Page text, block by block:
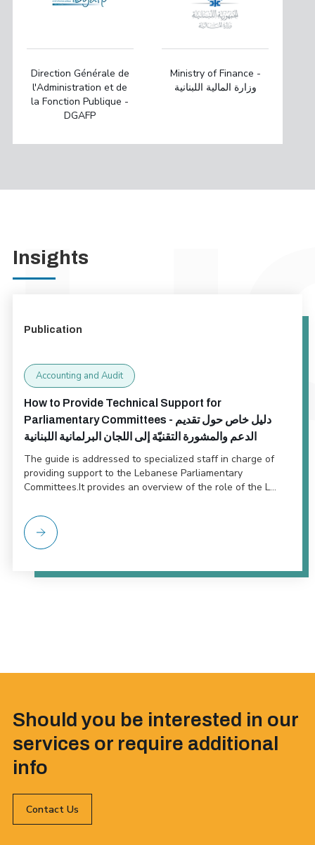
Direction Générale de
l'Administration et de
la Fonction Publique -
DGAFP
Ministry of Finance -
وزارة المالية اللبنانية
Insights
Publication
Accounting and Audit
How to Provide Technical Support for
Parliamentary Committees - دليل خاص حول تقديم
الدعم والمشورة التقنيّة إلى اللجان البرلمانية اللبنانية
The guide is addressed to specialized staff in charge of
providing support to the Lebanese Parliamentary
Committees.It provides an overview of the role of the L...
Should you be interested in our
services or require additional
info
Contact Us